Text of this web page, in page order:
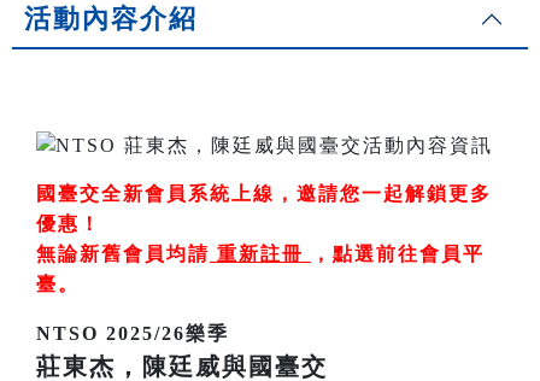
活動內容介紹
國臺交全新會員系統上線，邀請您一起解鎖更多
優惠！
無論新舊會員均請 重新註冊 ， 點選前往會員平
臺。
NTSO 2025/26樂季
莊東杰，陳廷威與國臺交